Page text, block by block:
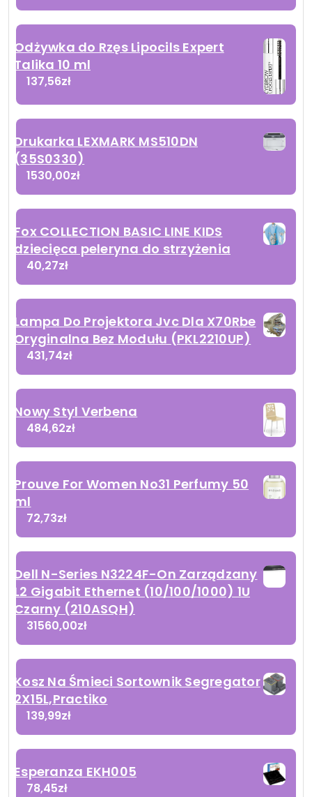
Odżywka do Rzęs Lipocils Expert
Talika 10 ml
137,56zł
Drukarka LEXMARK MS510DN
(35S0330)
1530,00zł
Fox COLLECTION BASIC LINE KIDS
dziecięca peleryna do strzyżenia
40,27zł
Lampa Do Projektora Jvc Dla X70Rbe
Oryginalna Bez Modułu (PKL2210UP)
431,74zł
Nowy Styl Verbena
484,62zł
Prouve For Women No31 Perfumy 50
ml
72,73zł
Dell N-Series N3224F-On Zarządzany
L2 Gigabit Ethernet (10/100/1000) 1U
Czarny (210ASQH)
31560,00zł
Kosz Na Śmieci Sortownik Segregator
2X15L,Practiko
139,99zł
Esperanza EKH005
78,45zł